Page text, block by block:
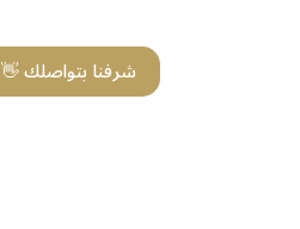
شرفنا بتواصلك 👋